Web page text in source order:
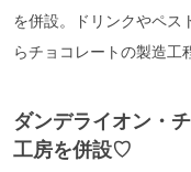
を併設。ドリンクやペス
らチョコレートの製造
ダンデライオン・
工房を併設♡